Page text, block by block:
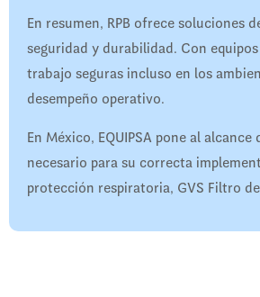
En resumen, RPB ofrece
seguridad y durabilidad. Con
trabajo seguras incluso en los
desempeño operativo.
En México, EQUIPSA pone al
necesario para su correcta
protección respiratoria, GVS Filtro